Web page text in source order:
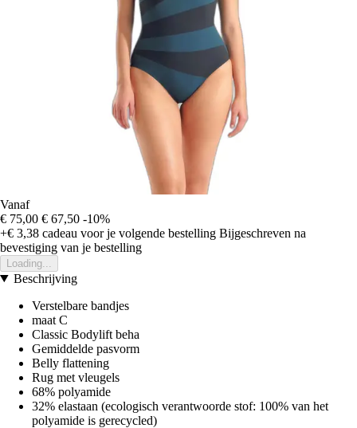
Vanaf
€ 75,00 € 67,50 -10%
+€ 3,38 cadeau voor je volgende bestelling Bijgeschreven na
bevestiging van je bestelling
Loading...
Beschrijving
Verstelbare bandjes
maat C
Classic Bodylift beha
Gemiddelde pasvorm
Belly flattening
Rug met vleugels
68% polyamide
32% elastaan (ecologisch verantwoorde stof: 100% van het
polyamide is gerecycled)